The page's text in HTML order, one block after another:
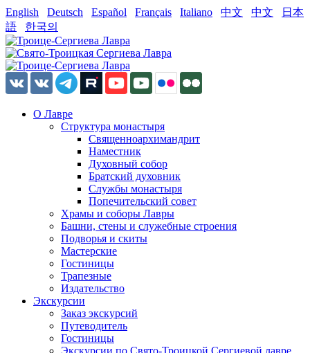
English Deutsch Español Français Italiano 中文 中文
日本
語
한국의
О Лавре
Структура монастыря
Священноархимандрит
Наместник
Духовный собор
Братский духовник
Службы монастыря
Попечительский совет
Храмы и соборы Лавры
Башни, стены и служебные строения
Подворья и скиты
Мастерские
Гостиницы
Трапезные
Издательство
Экскурсии
Заказ экскурсий
Путеводитель
Гостиницы
Экскурсии по Свято-Троицкой Сергиевой лавре